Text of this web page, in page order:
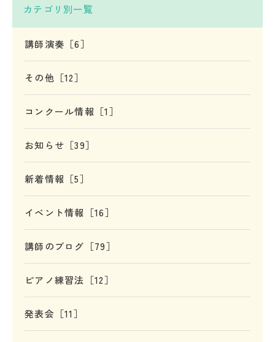
カテゴリ別一覧
講師演奏［6］
その他［12］
コンクール情報［1］
お知らせ［39］
新着情報［5］
イベント情報［16］
講師のブログ［79］
ピアノ練習法［12］
発表会［11］